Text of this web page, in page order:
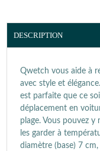
DESCRIPTION
Qwetch vous aide à
avec style et
est parfaite que ce
déplacement en
plage. Vous pouvez
les garder à
diamètre (base) 7